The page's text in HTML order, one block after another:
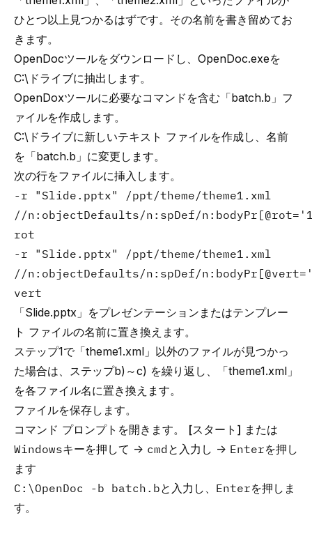
ひとつ以上見つかるはずです。その名前を書き留めてお
きます。
OpenDocツールをダウンロードし、OpenDoc.exeを
C:\ドライブに抽出します。
OpenDoxツールに必要なコマンドを含む「batch.b」フ
ァイルを作成します。
C:\ドライブに新しいテキスト ファイルを作成し、名前
を「batch.b」に変更します。
次の行をファイルに挿入します。
-r "Slide.pptx" /ppt/theme/theme1.xml
//n:objectDefaults/n:spDef/
rot
-r "Slide.pptx" /ppt/theme/theme1.xml
//n:objectDefaults/n:spDef/
vert
「Slide.pptx」をプレゼンテーションまたはテンプレー
ト ファイルの名前に置き換えます。
ステップ1で「theme1.xml」以外のファイルが見つかっ
た場合は、ステップb)～c) を繰り返し、「theme1.xml」
を各ファイル名に置き換えます。
ファイルを保存します。
コマンド プロンプトを開きます。 [スタート] または
Windowsキーを押して → cmd と入力し → Enterを押し
ます
C:\OpenDoc -b batch.bと入力し、 Enterを押しま
す。